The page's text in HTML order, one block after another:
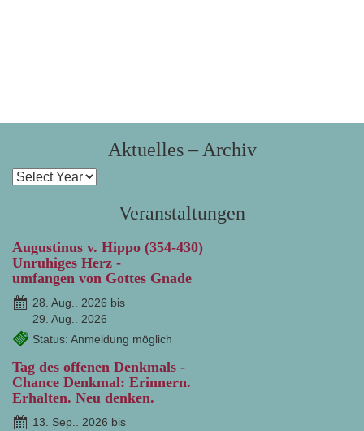
Aktuelles – Archiv
Veranstaltungen
Augustinus v. Hippo (354-430)
Unruhiges Herz -
umfangen von Gottes Gnade
28. Aug.. 2026 bis
29. Aug.. 2026
Status: Anmeldung möglich
Tag des offenen Denkmals -
Chance Denkmal: Erinnern.
Erhalten. Neu denken.
13. Sep.. 2026 bis